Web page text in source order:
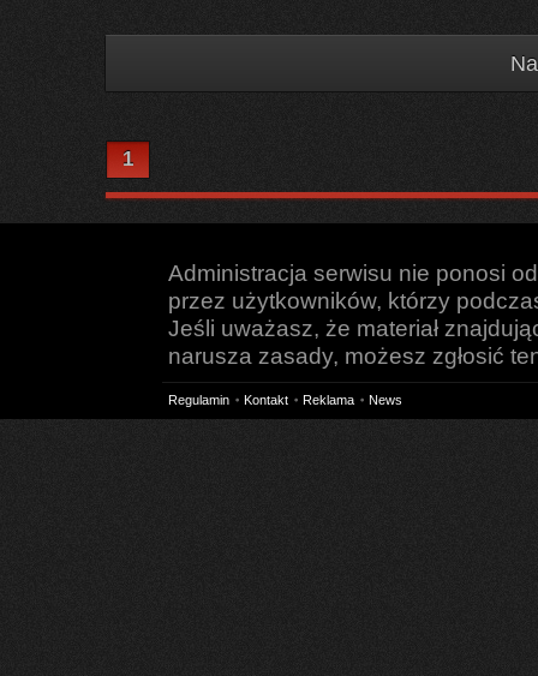
1
Administracja serwisu nie ponosi
przez użytkowników, którzy
Jeśli uważasz, że materiał
narusza zasady, możesz zgłosić
Regulamin Kontakt Reklama News